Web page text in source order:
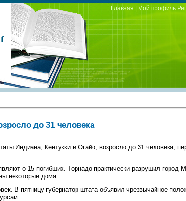
Главная|Мой профиль
до 31 человека
Индиана, Кентукки и Огайо, возросло до 31 человека,
о 15 погибших. Торнадо практически разрушил город
некоторые дома.
В пятницу губернатор штата объявил чрезвычайное